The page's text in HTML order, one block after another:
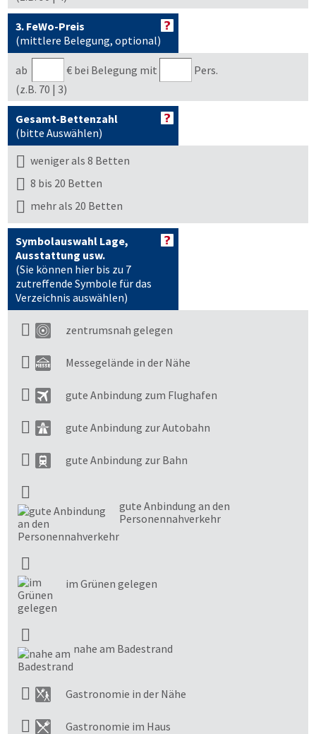
3. FeWo-Preis
(mittlere Belegung, optional)
ab € bei Belegung mit
Pers.
(z.B. 70 | 3)
Gesamt-Bettenzahl
(bitte Auswählen)
weniger als 8 Betten
8 bis 20 Betten
mehr als 20 Betten
Symbolauswahl Lage,
Ausstattung usw.
(Sie können hier bis zu 7
zutreffende Symbole für das
Verzeichnis auswählen)
zentrumsnah gelegen
Messegelände in der Nähe
gute Anbindung zum Flughafen
gute Anbindung zur Autobahn
gute Anbindung zur Bahn
gute Anbindung an den
Personennahverkehr
im Grünen gelegen
nahe am Badestrand
Gastronomie in der Nähe
Gastronomie im Haus